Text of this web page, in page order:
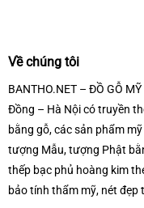
Về chúng tôi
BANTHO.NET – ĐỒ GỖ
Đồng – Hà Nội có truyền
bằng gỗ, các sản phẩm
tượng Mẫu, tượng Phật
thếp bạc phủ hoàng kim
bảo tính thẩm mỹ, nét đẹp